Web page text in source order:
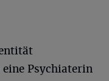
Psychiaterin